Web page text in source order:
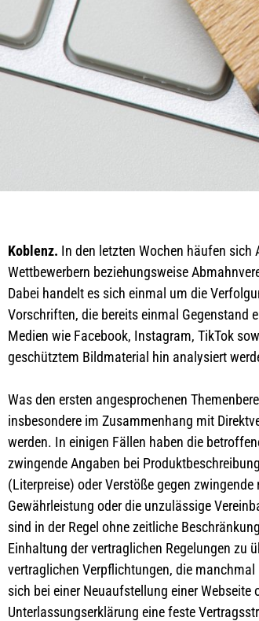
Koblenz. In den letzten Wochen häufen sich
Wettbewerbern beziehungsweise
Dabei handelt es sich einmal um die
Vorschriften, die bereits einmal Gegenstand
Medien wie Facebook, Instagram, TikTok
geschütztem Bildmaterial hin analysiert
Was den ersten angesprochenen
insbesondere im Zusammenhang mit
werden. In einigen Fällen haben die
zwingende Angaben bei
(Literpreise) oder Verstöße gegen
Gewährleistung oder die unzulässige
sind in der Regel ohne zeitliche
Einhaltung der vertraglichen Regelungen zu
vertraglichen Verpflichtungen, die manchmal
sich bei einer Neuaufstellung einer
Unterlassungserklärung eine feste